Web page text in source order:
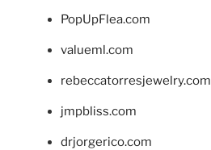
PopUpFlea.com
valueml.com
rebeccatorresjewelry.com
jmpbliss.com
drjorgerico.com